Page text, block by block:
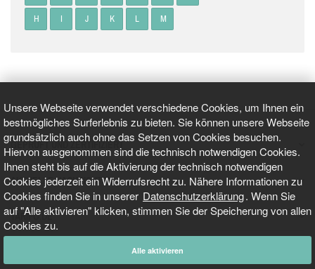
Unsere Webseite verwendet verschiedene Cookies, um Ihnen ein
bestmögliches Surferlebnis zu bieten. Sie können unsere Webseite
grundsätzlich auch ohne das Setzen von Cookies besuchen.
Hiervon ausgenommen sind die technisch notwendigen Cookies.
Ihnen steht bis auf die Aktivierung der technisch notwendigen
Cookies jederzeit ein Widerrufsrecht zu. Nähere Informationen zu
Cookies finden Sie in unserer Datenschutzerklärung. Wenn Sie
auf "Alle aktivieren" klicken, stimmen Sie der Speicherung von allen
Cookies zu.
Alle aktivieren
H I J K L M
GEPRÜFT UND ZERTIFIZIERT
AKTUELLE NACHRICHTEN
TARIFO.DE